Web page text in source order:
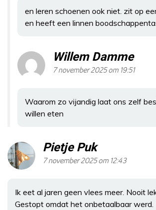
en leren schoenen ook niet. zit op
en heeft een linnen
Willem Damme
7 november 2025 om 19:51
Waarom zo vijandig laat ons zelf
willen eten
Pietje Puk
7 november 2025 om 12:43
Ik eet al jaren geen vlees meer. Nooit
Gestopt omdat het onbetaalbaar werd.